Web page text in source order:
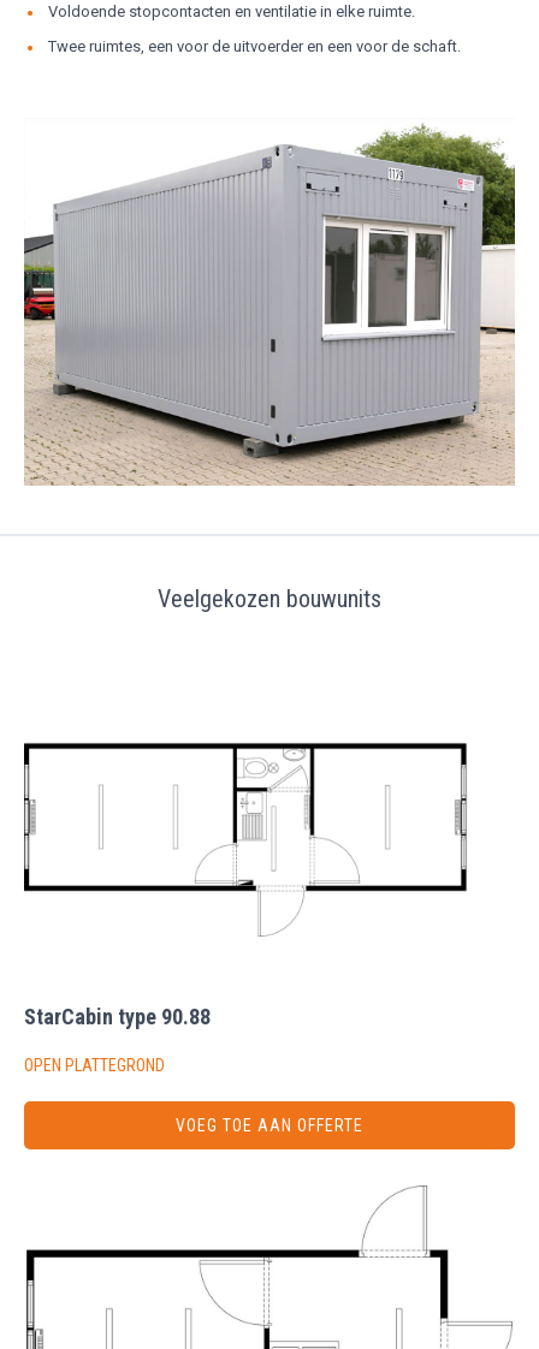
Voldoende stopcontacten en ventilatie in elke ruimte.
Twee ruimtes, een voor de uitvoerder en een voor de schaft.
Veelgekozen bouwunits
StarCabin type 90.88
OPEN PLATTEGROND
VOEG TOE AAN OFFERTE